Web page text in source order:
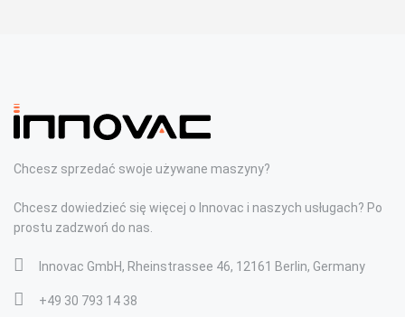
Chcesz sprzedać swoje używane maszyny?
Chcesz dowiedzieć się więcej o Innovac i naszych usługach? Po
prostu zadzwoń do nas.
Innovac GmbH, Rheinstrassee 46, 12161 Berlin, Germany
+49 30 793 14 38